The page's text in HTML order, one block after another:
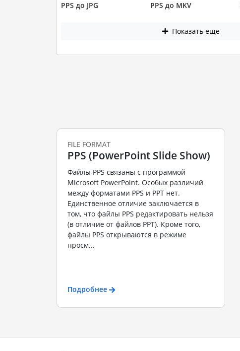
PPS до JPG PPS до MKV
Показать еще
FILE FORMAT
PPS (PowerPoint Slide Show)
Файлы PPS связаны с программой
Microsoft PowerPoint. Особых различий
между форматами PPS и PPT нет.
Единственное отличие заключается в
том, что файлы PPS редактировать нельзя
(в отличие от файлов PPT). Кроме того,
файлы PPS открываются в режиме
просм...
Подробнее